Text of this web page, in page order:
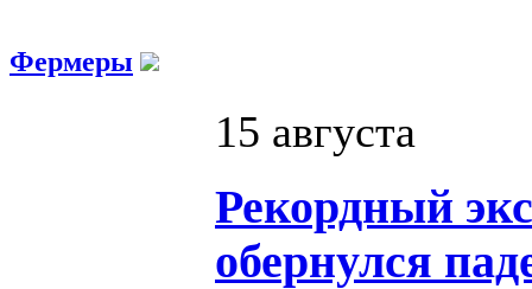
Фермеры
15 августа
Рекордный
обернулся